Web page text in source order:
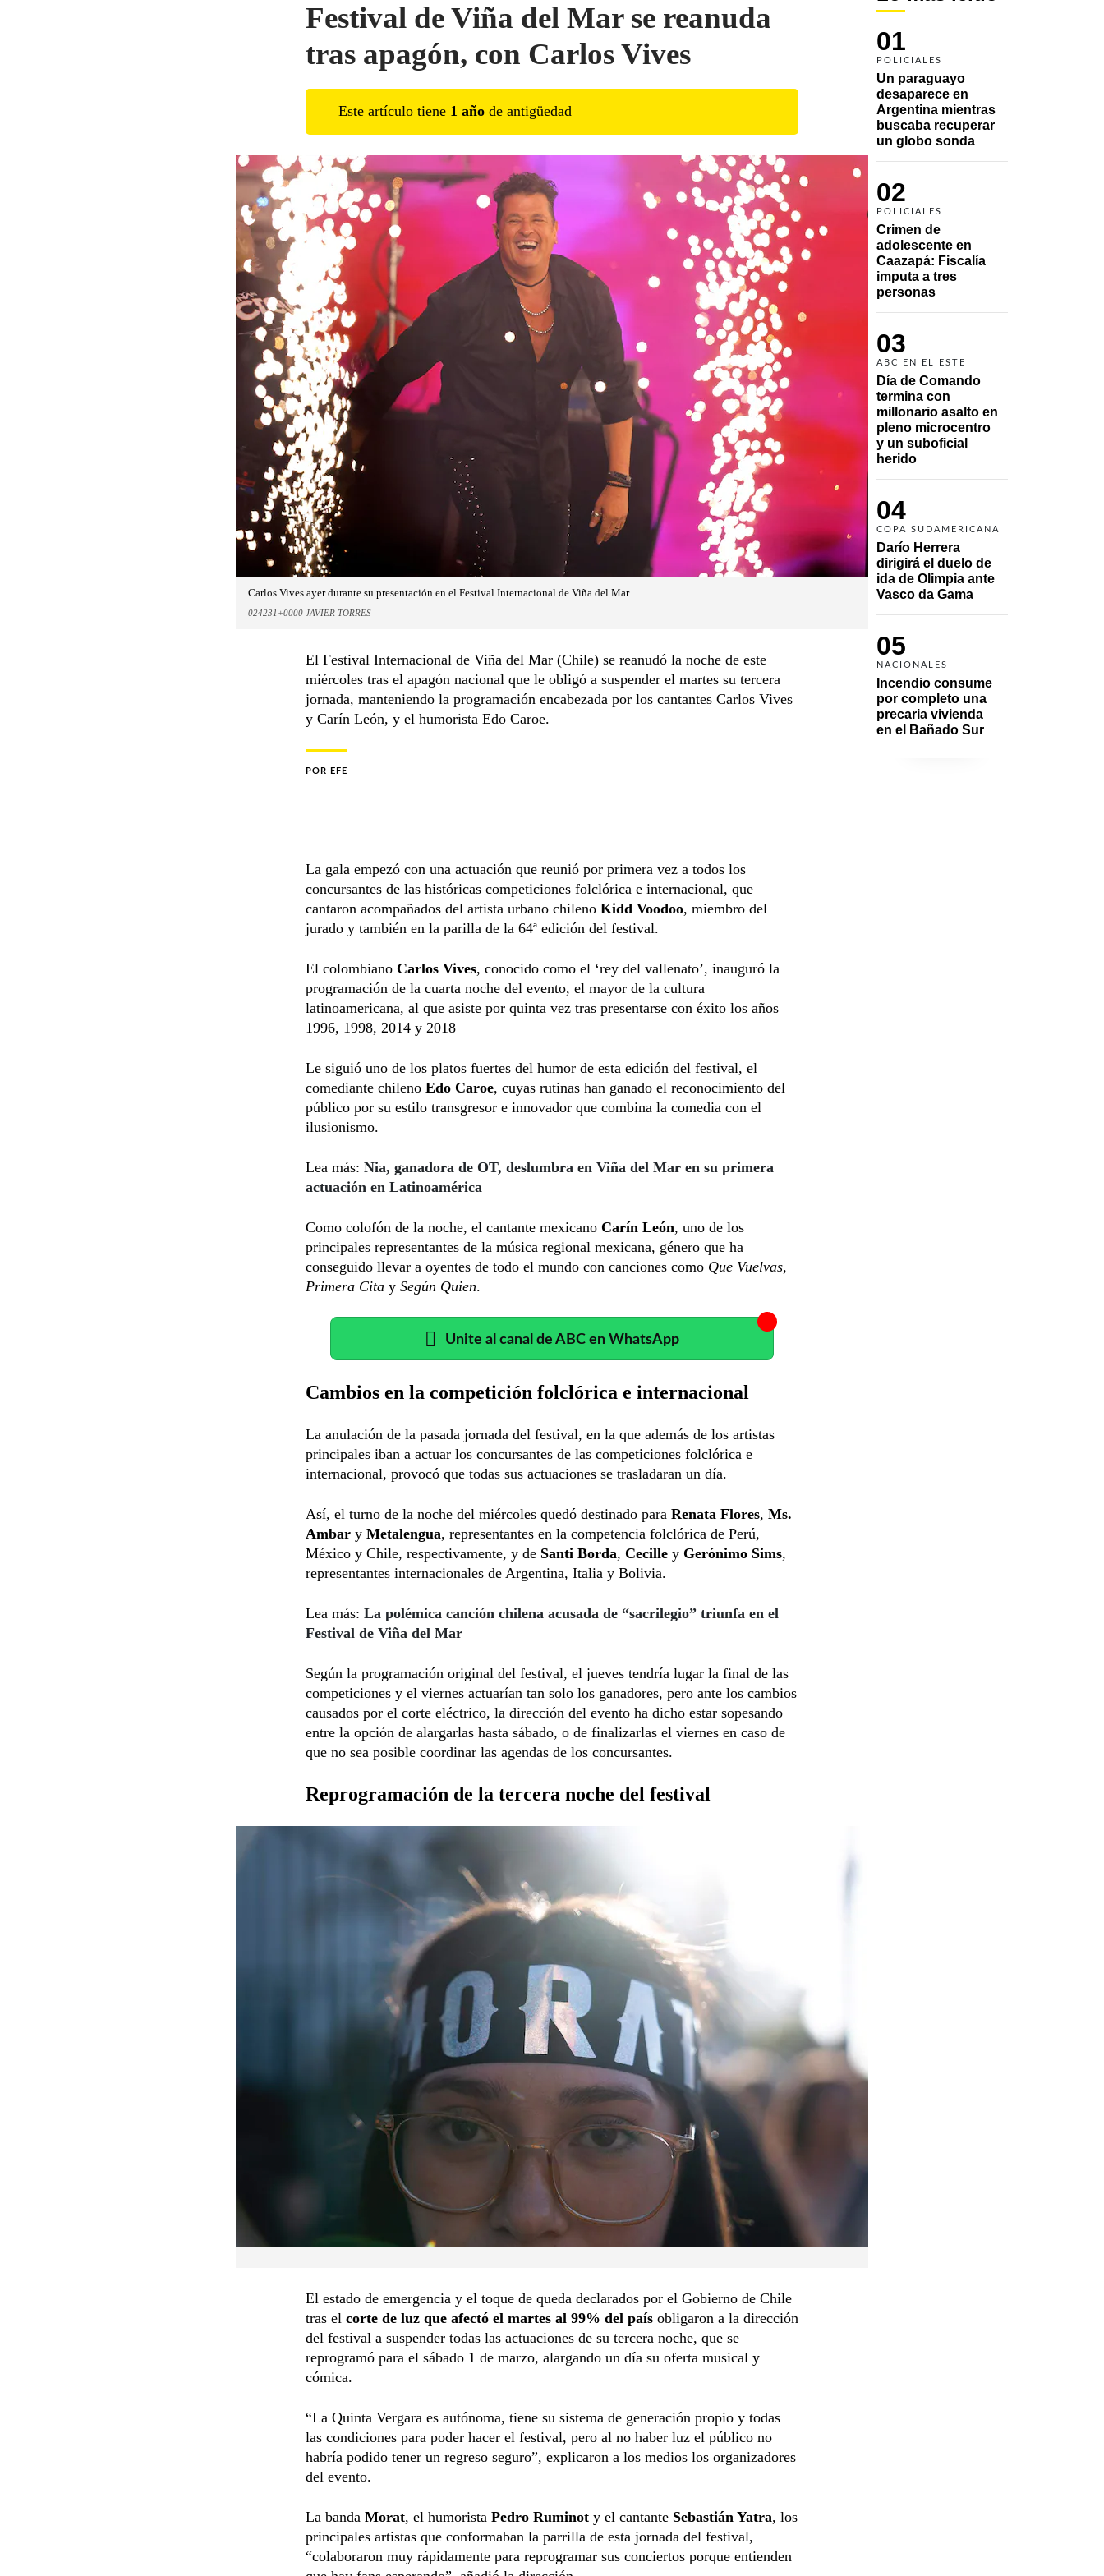
01
POLICIALES
Un paraguayo
desaparece en
Argentina mientras
buscaba recuperar
un globo sonda
02
POLICIALES
Crimen de
adolescente en
Caazapá: Fiscalía
imputa a tres
personas
03
ABC EN EL ESTE
Día de Comando
termina con
millonario asalto en
pleno microcentro
y un suboficial
herido
04
COPA SUDAMERICANA
Darío Herrera
dirigirá el duelo de
ida de Olimpia ante
Vasco da Gama
05
NACIONALES
Incendio consume
por completo una
precaria vivienda
en el Bañado Sur
Festival de Viña del Mar se reanuda
tras apagón, con Carlos Vives
Este artículo tiene 1 año de antigüedad
Carlos Vives ayer durante su presentación en el Festival Internacional de Viña del Mar.
024231+0000 JAVIER TORRES
El Festival Internacional de Viña del Mar (Chile) se reanudó la noche de este
miércoles tras el apagón nacional que le obligó a suspender el martes su tercera
jornada, manteniendo la programación encabezada por los cantantes Carlos Vives
y Carín León, y el humorista Edo Caroe.
POR EFE
La gala empezó con una actuación que reunió por primera vez a todos los
concursantes de las históricas competiciones folclórica e internacional, que
cantaron acompañados del artista urbano chileno Kidd Voodoo, miembro del
jurado y también en la parilla de la 64ª edición del festival.
El colombiano Carlos Vives, conocido como el ‘rey del vallenato’, inauguró la
programación de la cuarta noche del evento, el mayor de la cultura
latinoamericana, al que asiste por quinta vez tras presentarse con éxito los años
1996, 1998, 2014 y 2018
Le siguió uno de los platos fuertes del humor de esta edición del festival, el
comediante chileno Edo Caroe, cuyas rutinas han ganado el reconocimiento del
público por su estilo transgresor e innovador que combina la comedia con el
ilusionismo.
Lea más: Nia, ganadora de OT, deslumbra en Viña del Mar en su primera
actuación en Latinoamérica
Como colofón de la noche, el cantante mexicano Carín León, uno de los
principales representantes de la música regional mexicana, género que ha
conseguido llevar a oyentes de todo el mundo con canciones como Que Vuelvas,
Primera Cita y Según Quien.
Unite al canal de ABC en WhatsApp
Cambios en la competición folclórica e internacional
La anulación de la pasada jornada del festival, en la que además de los artistas
principales iban a actuar los concursantes de las competiciones folclórica e
internacional, provocó que todas sus actuaciones se trasladaran un día.
Así, el turno de la noche del miércoles quedó destinado para Renata Flores, Ms.
Ambar y Metalengua, representantes en la competencia folclórica de Perú,
México y Chile, respectivamente, y de Santi Borda, Cecille y Gerónimo Sims,
representantes internacionales de Argentina, Italia y Bolivia.
Lea más: La polémica canción chilena acusada de “sacrilegio” triunfa en el
Festival de Viña del Mar
Según la programación original del festival, el jueves tendría lugar la final de las
competiciones y el viernes actuarían tan solo los ganadores, pero ante los cambios
causados por el corte eléctrico, la dirección del evento ha dicho estar sopesando
entre la opción de alargarlas hasta sábado, o de finalizarlas el viernes en caso de
que no sea posible coordinar las agendas de los concursantes.
Reprogramación de la tercera noche del festival
El estado de emergencia y el toque de queda declarados por el Gobierno de Chile
tras el corte de luz que afectó el martes al 99% del país obligaron a la dirección
del festival a suspender todas las actuaciones de su tercera noche, que se
reprogramó para el sábado 1 de marzo, alargando un día su oferta musical y
cómica.
“La Quinta Vergara es autónoma, tiene su sistema de generación propio y todas
las condiciones para poder hacer el festival, pero al no haber luz el público no
habría podido tener un regreso seguro”, explicaron a los medios los organizadores
del evento.
La banda Morat, el humorista Pedro Ruminot y el cantante Sebastián Yatra, los
principales artistas que conformaban la parrilla de esta jornada del festival,
“colaboraron muy rápidamente para reprogramar sus conciertos porque entienden